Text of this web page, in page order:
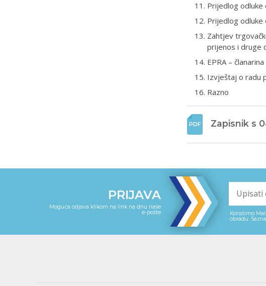
Prijedlog
Prijedlog odluke
Zahtjev
prijenos i druge
EPRA –
Izvještaj o radu
Razno
Zapisnik s
PRIJAVA
Moguća odjava klikom na link na dnu naše
e-pošte
Koristimo
obradu.